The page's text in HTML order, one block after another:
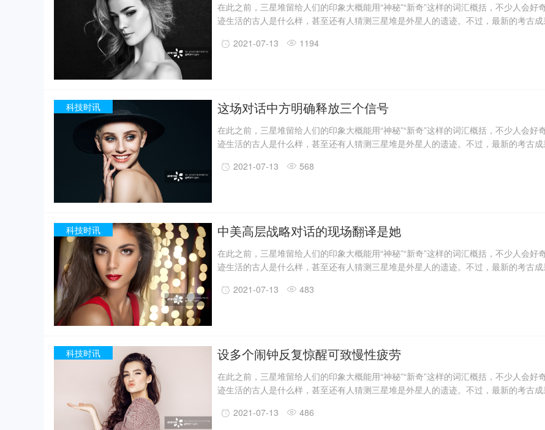
在此之前，三星堆留给人们的印象大概能用“神秘”“新奇”这样的词汇概括，不少人会好
迹生活的古人是什么样，甚至还有人猜测三星堆是外星人的遗迹。不过，最新的考古
事实上，上世纪震惊世界的三星堆出土文物只是来自1、2号“祭祀坑”。2019年11月至
精美牙雕残件、玉琮、玉石器等重要文物500余件。
2021-07-13 1194
科技时讯 这场对话中方明确释放三个信号
在此之前，三星堆留给人们的印象大概能用“神秘”“新奇”这样的词汇概括，不少人会好
迹生活的古人是什么样，甚至还有人猜测三星堆是外星人的遗迹。不过，最新的考古
事实上，上世纪震惊世界的三星堆出土文物只是来自1、2号“祭祀坑”。2019年11月至
精美牙雕残件、玉琮、玉石器等重要文物500余件。
2021-07-13 568
科技时讯 中美高层战略对话的现场翻译是她
在此之前，三星堆留给人们的印象大概能用“神秘”“新奇”这样的词汇概括，不少人会好
迹生活的古人是什么样，甚至还有人猜测三星堆是外星人的遗迹。不过，最新的考古
事实上，上世纪震惊世界的三星堆出土文物只是来自1、2号“祭祀坑”。2019年11月至
精美牙雕残件、玉琮、玉石器等重要文物500余件。
2021-07-13 483
科技时讯 设多个闹钟反复惊醒可致慢性疲劳
在此之前，三星堆留给人们的印象大概能用“神秘”“新奇”这样的词汇概括，不少人会好
迹生活的古人是什么样，甚至还有人猜测三星堆是外星人的遗迹。不过，最新的考古
事实上，上世纪震惊世界的三星堆出土文物只是来自1、2号“祭祀坑”。2019年11月至
2021-07-13 486